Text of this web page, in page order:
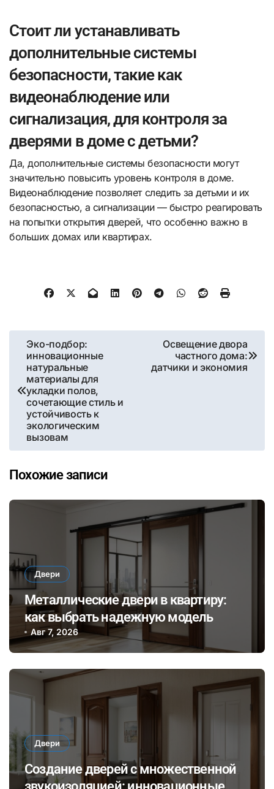
Стоит ли устанавливать
дополнительные системы
безопасности, такие как
видеонаблюдение или
сигнализация, для контроля за
дверями в доме с детьми?
Да, дополнительные системы безопасности могут
значительно повысить уровень контроля в доме.
Видеонаблюдение позволяет следить за детьми и их
безопасностью, а сигнализации — быстро реагировать
на попытки открытия дверей, что особенно важно в
больших домах или квартирах.
Навигация
записям
Эко-подбор:
инновационные
натуральные
материалы для
укладки полов,
сочетающие стиль и
устойчивость к
экологическим
вызовам
Освещение двора
частного дома:
датчики и экономия
Похожие записи
Двери
Металлические двери в квартиру:
как выбрать надежную модель
Авг 7, 2026
Двери
Создание дверей с множественной